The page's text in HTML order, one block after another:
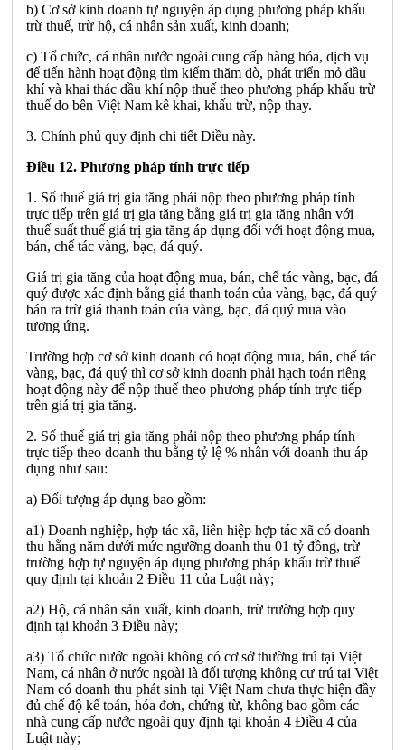
b) Cơ sở kinh doanh tự nguyện áp dụng phương pháp khấu
trừ thuế, trừ hộ, cá nhân sản xuất, kinh doanh;
c) Tổ chức, cá nhân nước ngoài cung cấp hàng hóa, dịch vụ
để tiến hành hoạt động tìm kiếm thăm dò, phát triển mỏ dầu
khí và khai thác dầu khí nộp thuế theo phương pháp khấu trừ
thuế do bên Việt Nam kê khai, khấu trừ, nộp thay.
3. Chính phủ quy định chi tiết Điều này.
Điều 12. Phương pháp tính trực tiếp
1. Số thuế giá trị gia tăng phải nộp theo phương pháp tính
trực tiếp trên giá trị gia tăng bằng giá trị gia tăng nhân với
thuế suất thuế giá trị gia tăng áp dụng đối với hoạt động mua,
bán, chế tác vàng, bạc, đá quý.
Giá trị gia tăng của hoạt động mua, bán, chế tác vàng, bạc, đá
quý được xác định bằng giá thanh toán của vàng, bạc, đá quý
bán ra trừ giá thanh toán của vàng, bạc, đá quý mua vào
tương ứng.
Trường hợp cơ sở kinh doanh có hoạt động mua, bán, chế tác
vàng, bạc, đá quý thì cơ sở kinh doanh phải hạch toán riêng
hoạt động này để nộp thuế theo phương pháp tính trực tiếp
trên giá trị gia tăng.
2. Số thuế giá trị gia tăng phải nộp theo phương pháp tính
trực tiếp theo doanh thu bằng tỷ lệ % nhân với doanh thu áp
dụng như sau:
a) Đối tượng áp dụng bao gồm:
a1) Doanh nghiệp, hợp tác xã, liên hiệp hợp tác xã có doanh
thu hằng năm dưới mức ngưỡng doanh thu 01 tỷ đồng, trừ
trường hợp tự nguyện áp dụng phương pháp khấu trừ thuế
quy định tại khoản 2 Điều 11 của Luật này;
a2) Hộ, cá nhân sản xuất, kinh doanh, trừ trường hợp quy
định tại khoản 3 Điều này;
a3) Tổ chức nước ngoài không có cơ sở thường trú tại Việt
Nam, cá nhân ở nước ngoài là đối tượng không cư trú tại Việt
Nam có doanh thu phát sinh tại Việt Nam chưa thực hiện đầy
đủ chế độ kế toán, hóa đơn, chứng từ, không bao gồm các
nhà cung cấp nước ngoài quy định tại khoản 4 Điều 4 của
Luật này;